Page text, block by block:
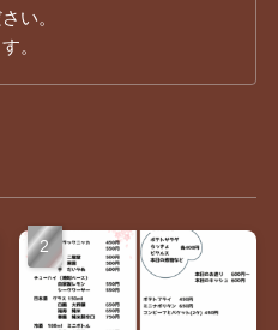
い。
。